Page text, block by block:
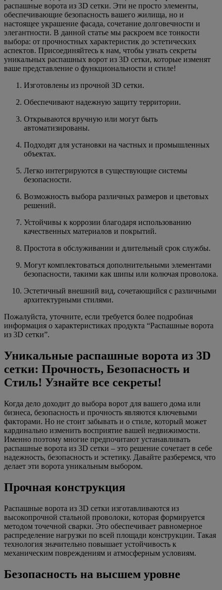
распашные ворота из 3D сетки. Эти не просто элементы,
обеспечивающие безопасность вашего жилища, но и
настоящее украшение фасада, сочетание долговечности и
элегантности. В данной статье мы раскроем все тонкости
выбора: от прочностных характеристик до эстетических
аспектов. Присоединяйтесь к нам, чтобы узнать секреты
уникальных распашных ворот из 3D сетки, которые изменят
ваше представление о функциональности и стиле!
Изготовлены из прочной 3D сетки.
Обеспечивают надежную защиту территории.
Открываются вручную или могут быть
автоматизированы.
Подходят для установки на частных и промышленных
объектах.
Легко интегрируются в существующие системы
безопасности.
Возможность выбора различных размеров и цветовых
решений.
Устойчивы к коррозии благодаря использованию
качественных материалов и покрытий.
Простота в обслуживании и длительный срок службы.
Могут комплектоваться дополнительными элементами
безопасности, такими как шипы или колючая проволока.
Эстетичный внешний вид, сочетающийся с различными
архитектурными стилями.
Пожалуйста, уточните, если требуется более подробная
информация о характеристиках продукта “Распашные ворота
из 3D сетки”.
Уникальные распашные ворота из 3D
сетки: Прочность, Безопасность и
Стиль! Узнайте все секреты!
Когда дело доходит до выбора ворот для вашего дома или
бизнеса, безопасность и прочность являются ключевыми
факторами. Но не стоит забывать и о стиле, который может
кардинально изменить восприятие вашей недвижимости.
Именно поэтому многие предпочитают устанавливать
распашные ворота из 3D сетки – это решение сочетает в себе
надежность, безопасность и эстетику. Давайте разберемся, что
делает эти ворота уникальным выбором.
Прочная конструкция
Распашные ворота из 3D сетки изготавливаются из
высокопрочной стальной проволоки, которая формируется
методом точечной сварки. Это обеспечивает равномерное
распределение нагрузки по всей площади конструкции. Такая
технология значительно повышает устойчивость к
механическим повреждениям и атмосферным условиям.
Безопасность на высшем уровне